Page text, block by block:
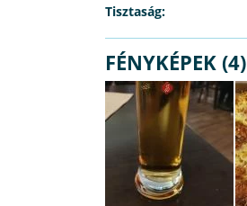
Tisztaság:
FÉNYKÉPEK (4)